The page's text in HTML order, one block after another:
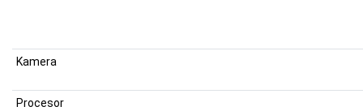
Kamera
Procesor